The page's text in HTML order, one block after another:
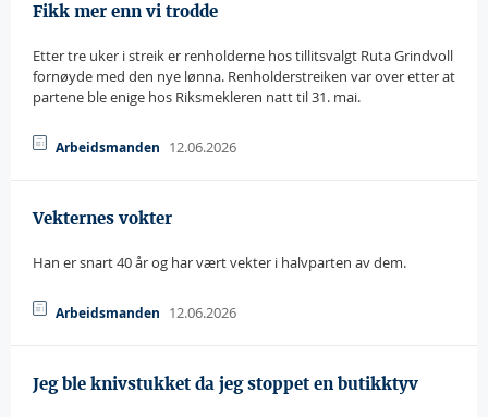
Fikk mer enn vi trodde
Etter tre uker i streik er renholderne hos tillitsvalgt Ruta Grindvoll
fornøyde med den nye lønna. Renholderstreiken var over etter at
partene ble enige hos Riksmekleren natt til 31. mai.
Arbeidsmanden 12.06.2026
Vekternes vokter
Han er snart 40 år og har vært vekter i halvparten av dem.
Arbeidsmanden 12.06.2026
Jeg ble knivstukket da jeg stoppet en butikktyv